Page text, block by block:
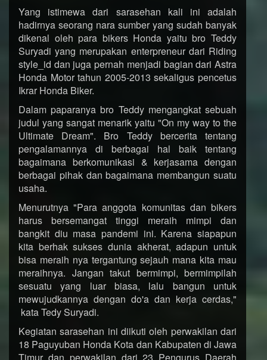
Yang istimewa dari sarasehan kali ini adalah
hadirnya seorang nara sumber yang sudah banyak
dikenal oleh para bikers Honda yaitu bro Teddy
Suryadi yang merupakan enterpreneur dari Riding
style_id dan juga pernah menjadi bagian dari Astra
Honda Motor tahun 2005-2013 sekaligus pencetus
Ikrar Honda Biker.
Dalam paparanya bro Teddy mengangkat sebuah
judul yang sangat menarik yaitu "On my way to the
Ultimate Dream". Bro Teddy bercerita tentang
pengalamannya di berbagai hal baik tentang
bagaimana berkomunikasi & kerjasama dengan
berbagai pihak dan bagaimana membangun suatu
usaha.
Menurutnya "Para anggota komunitas dan bikers
harus bersemangat tinggi meraih mimpi dan
bangkit diu masa pandemi ini. Karena siapapun
kita berhak sukses dunia akherat, adapun untuk
bisa meraih nya tergantung sejauh mana kita mau
meraihnya. Jangan takut bermimpi, bermimpilah
sesuatu yang luar biasa, lalu bangun untuk
mewujudkannya dengan do'a dan kerja cerdas,"
kata Tedy Suryadi.
Kegiatan sarasehan ini diikuti oleh perwakilan dari
18 Paguyuban Honda Kota dan Kabupaten di Jawa